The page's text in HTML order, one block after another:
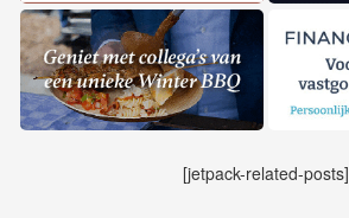
[jetpack-related-posts]